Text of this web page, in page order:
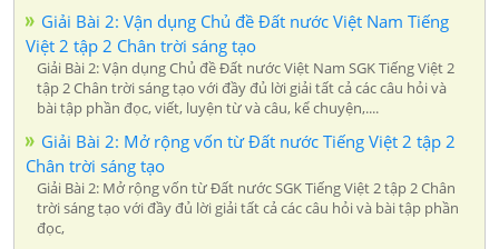
Giải Bài 2: Vận dụng Chủ đề Đất nước Việt Nam Tiếng
Việt 2 tập 2 Chân trời sáng tạo
Giải Bài 2: Vận dụng Chủ đề Đất nước Việt Nam SGK Tiếng Việt 2
tập 2 Chân trời sáng tạo với đầy đủ lời giải tất cả các câu hỏi và
bài tập phần đọc, viết, luyện từ và câu, kể chuyện,....
Giải Bài 2: Mở rộng vốn từ Đất nước Tiếng Việt 2 tập 2
Chân trời sáng tạo
Giải Bài 2: Mở rộng vốn từ Đất nước SGK Tiếng Việt 2 tập 2 Chân
trời sáng tạo với đầy đủ lời giải tất cả các câu hỏi và bài tập phần
đọc,